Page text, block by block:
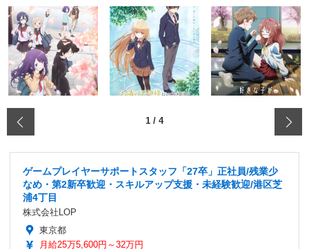
1 / 4
ゲームプレイヤーサポートスタッフ「27卒」正社員/残業少
なめ・第2新卒歓迎・スキルアップ支援・未経験歓迎/港区芝
浦4丁目
株式会社LOP
東京都
月給25万5,600円～32万円